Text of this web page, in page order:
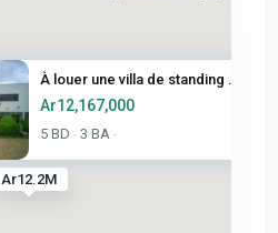
Ar12.2M
À louer une villa de standing ...
Ar12,167,000
5 BD · 3 BA ·